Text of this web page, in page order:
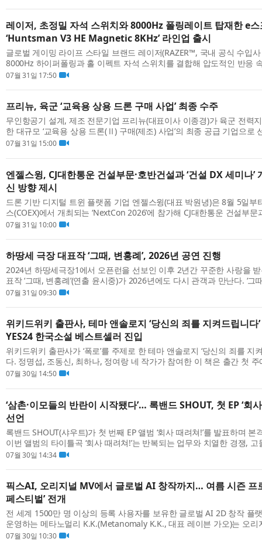
레이저, 초정밀 자석 스위치와 8000Hz 폴링레이트 탑재한 e
‘Huntsman V3 HE Magnetic 8KHz’ 라인업 출시
글로벌 게이밍 라이프 스타일 브랜드 레이저(RAZER™, 국내 공식 수입
8000Hz 하이퍼폴링과 홀 이펙트 자석 스위치를 결합해 압도적인 반응
츠 키보드 ‘RAZER Huntsman V3 HE Magnetic 8KHz’ 라인업을 발표했
07월 31일 17:50
프리뉴, 육군 ‘교육용 상용 드론 구매 사업’ 최종 수주
무인항공기 설계, 제조 전문기업 프리뉴(대표이사 이종경)가 육군 전력
한 대규모 ‘교육용 상용 드론(Ⅱ) 구매(제조) 사업’의 최종 공급 기업으로
다고 31일 밝혔다. 이번 사업은 육군의 드론 교육·훈련 체계를 확립하고
07월 31일 15:00
엔젤스윙, CJ대한통운 건설부문·호반건설과 ‘건설 DX 세미나
신 방향 제시
드론 기반 디지털 트윈 플랫폼 기업 엔젤스윙(대표 박원녕)은 8월 5일부
스(COEX)에서 개최되는 ‘NextCon 2026’에 참가해 CJ대한통운 건설부
테이션 기반 스마트건설 DX 운영 사례를 공유하는 ‘건설 DX 세미나’를
07월 31일 10:00
하땅세 극장 대표작 ‘그때, 변홍례’, 2026년 공연 진행
2024년 하땅세극장1에서 오픈런을 선보인 이후 2년간 꾸준한 사랑을
표작 ‘그때, 변홍례’(연출 윤시중)가 2026년에도 다시 관객과 만난다. ‘그
울뿐 아니라 부산 어댑터씨어터에서도 함께 막을 올려 두 도시에서 동
07월 31일 09:30
위키드위키 출판사, 테마 앤솔로지 ‘당신의 죄를 지켜드립니
YES24 한국소설 베스트셀러 진입
위키드위키 출판사가 ‘폭로’를 주제로 한 테마 앤솔로지 ‘당신의 죄를 지
다. 정명섭, 조동신, 최하나, 정여랑 네 작가가 참여한 이 책은 출간 첫 주
문 베스트셀러(48위)에 오르며 독자들의 긍정적인 반응을 이끌어내고
07월 30일 14:50
‘삼촌·이모들의 반란이 시작됐다’… 록밴드 SHOUT, 첫 EP ‘회
선언
록밴드 SHOUT(샤우트)가 첫 번째 EP 앨범 ‘회사 때려쳐!’를 발표하며
이번 앨범의 타이틀곡 ‘회사 때려쳐!’​는 반복되는 업무와 치열한 경쟁,
안 속에서 살아가는 직장인들의 현실과 속마음을 솔직하게 담아낸 대중
07월 30일 14:34
픽스AI, 오리지널 MV에서 글로벌 AI 창작까지… 여름 시즌 프
페스티벌’ 전개
전 세계 1500만 명 이상의 등록 사용자를 보유한 글로벌 AI 2D 창작 플
운영하는 메타노멀리 K.K.(Metanomaly K.K., 대표 레이븐 가오)는 오리
와 캐릭터 스토리, AI 이미지·영상 창작 도구, 글로벌 콘테스트를 연결한
07월 30일 10:30